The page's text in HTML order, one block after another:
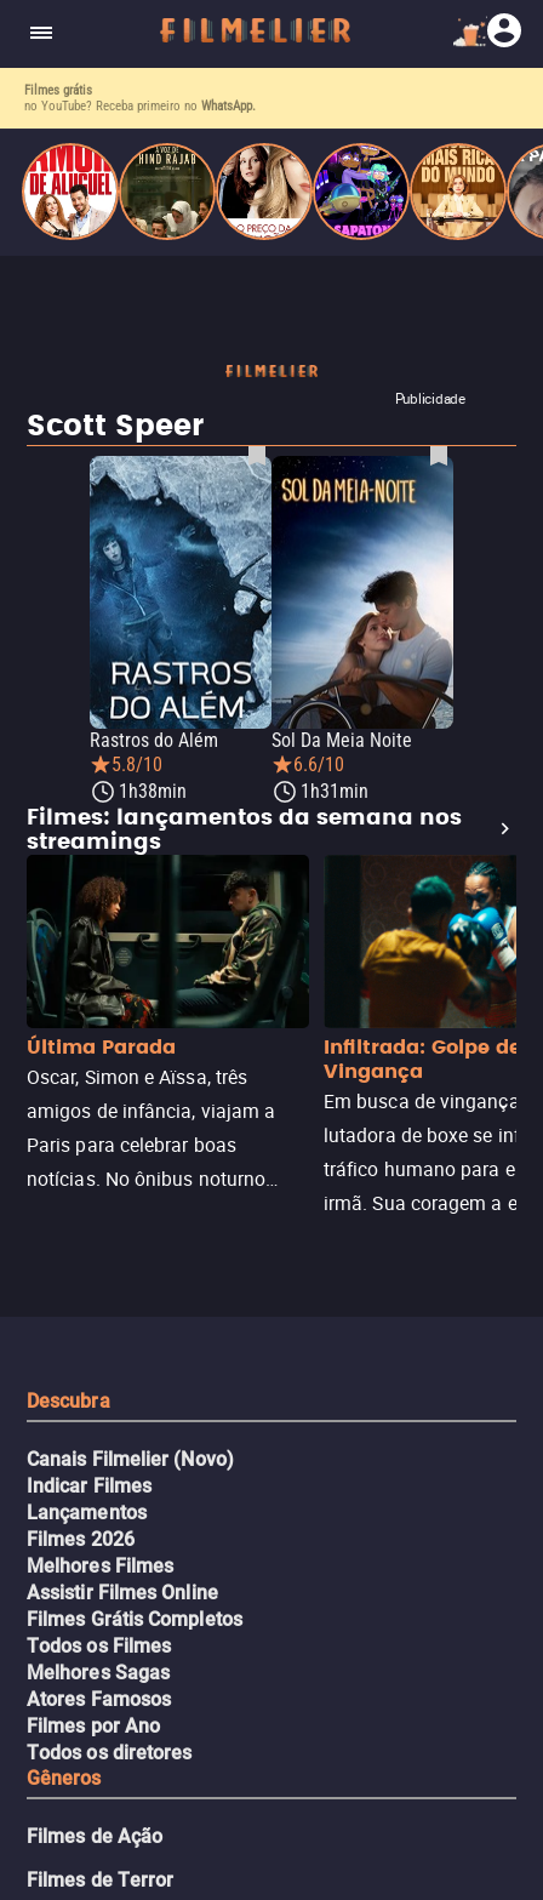
Filmes grátis
no YouTube? Receba primeiro no WhatsApp.
Publicidade
Scott Speer
Rastros do Além
5.8/10
1h38min
Sol Da Meia Noite
6.6/10
1h31min
Filmes: lançamentos da semana nos
streamings
Última Parada
Oscar, Simon e Aïssa, três
amigos de infância, viajam a
Paris para celebrar boas
notícias. No ônibus noturno
Infiltrada: Golpe de
Vingança
Em busca de vingança,
lutadora de boxe se
tráfico humano para
irmã. Sua coragem a
empresa, se apaixone e se case com ela.
Descubra
Canais Filmelier (Novo)
Indicar Filmes
Lançamentos
Filmes 2026
Melhores Filmes
Assistir Filmes Online
Filmes Grátis Completos
Todos os Filmes
Melhores Sagas
Atores Famosos
Filmes por Ano
Todos os diretores
Gêneros
Filmes de Ação
Filmes de Terror